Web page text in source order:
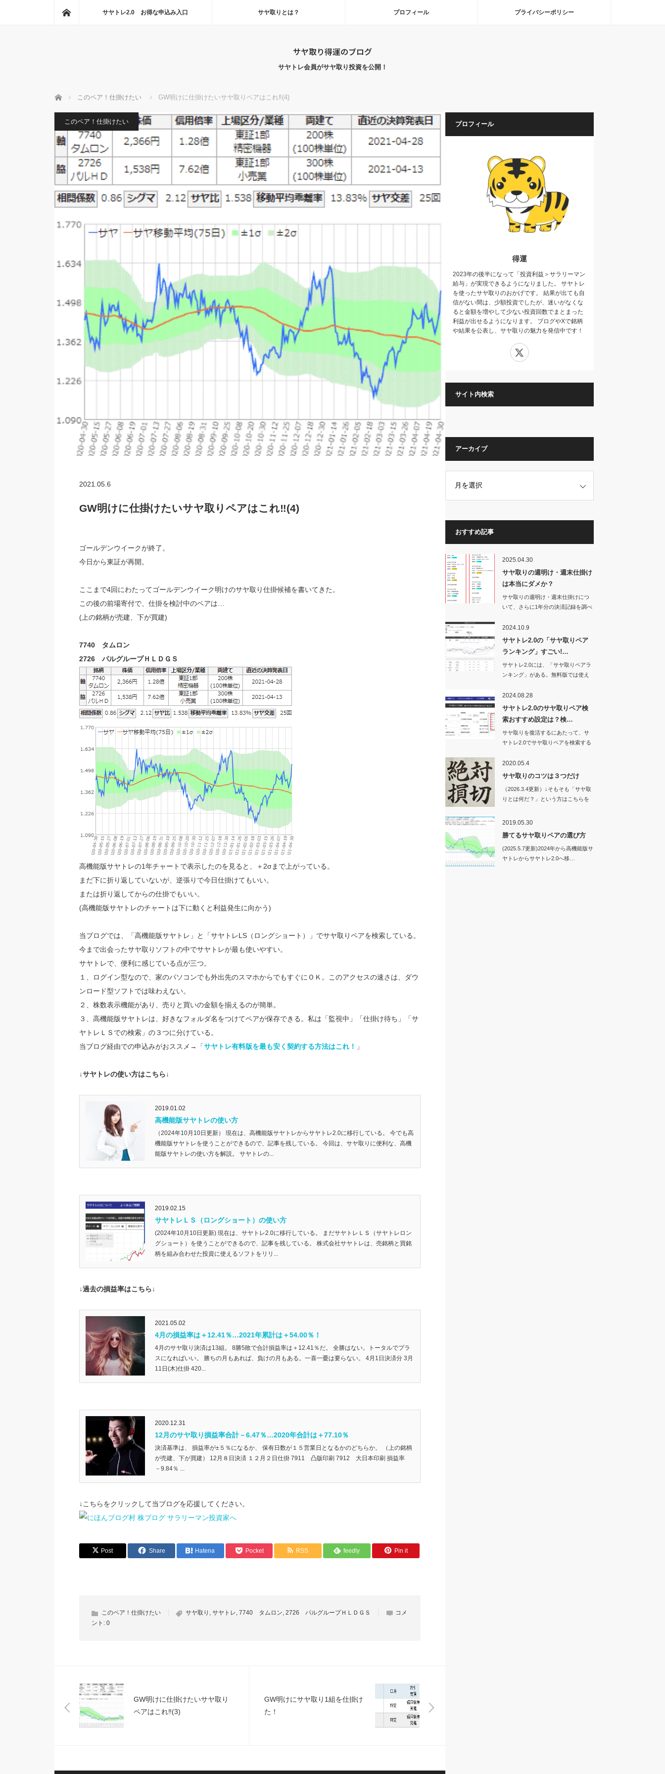
サヤトレ2.0 お得な申込み入口 サヤ取りとは？ プロフィール プライバシーポリシー
サヤ取り得運のブログ
サヤトレ会員がサヤ取り投資を公開！
ホーム このペア！仕掛けたい GW明けに仕掛けたいサヤ取りペアはこれ‼(4)
このペア！仕掛けたい
2021.05.6
GW明けに仕掛けたいサヤ取りペアはこれ‼(4)
ゴールデンウイークが終了。
今日から東証が再開。
ここまで4回にわたってゴールデンウイーク明けのサヤ取り仕掛候補を書いてきた。
この後の前場寄付で、仕掛を検討中のペアは…
(上の銘柄が売建、下が買建)
7740 タムロン
2726 パルグループＨＬＤＧＳ
高機能版サヤトレの1年チャートで表示したのを見ると、＋2σまで上がっている。
まだ下に折り返していないが、逆張りで今日仕掛けてもいい。
または折り返してからの仕掛でもいい。
(高機能版サヤトレのチャートは下に動くと利益発生に向かう)
当ブログでは、「高機能版サヤトレ」と「サヤトレLS（ロングショート）」でサヤ取りペアを検索している。
今まで出会ったサヤ取りソフトの中でサヤトレが最も使いやすい。
サヤトレで、便利に感じている点が三つ。
１、ログイン型なので、家のパソコンでも外出先のスマホからでもすぐにＯＫ。このアクセスの速さは、ダウ
ンロード型ソフトでは味わえない。
２、株数表示機能があり、売りと買いの金額を揃えるのが簡単。
３、高機能版サヤトレは、好きなフォルダ名をつけてペアが保存できる。私は「監視中」「仕掛け待ち」「サ
ヤトレＬＳでの検索」の３つに分けている。
当ブログ経由での申込みがおススメ→「サヤトレ有料版を最も安く契約する方法はこれ！ 」
↓サヤトレの使い方はこちら↓
2019.01.02
高機能版サヤトレの使い方
（2024年10月10日更新） 現在は、高機能版サヤトレからサヤトレ2.0に移行している。 今でも高
機能版サヤトレを使うことができるので、記事を残している。 今回は、サヤ取りに便利な、高機
能版サヤトレの使い方を解説。 サヤトレの...
2019.02.15
サヤトレＬＳ（ロングショート）の使い方
(2024年10月10日更新) 現在は、サヤトレ2.0に移行している。 まだサヤトレＬＳ（サヤトレロン
グショート）を使うことができるので、記事を残している。 株式会社サヤトレは、売銘柄と買銘
柄を組み合わせた投資に使えるソフトをリリ...
↓過去の損益率はこちら↓
2021.05.02
4月の損益率は＋12.41％…2021年累計は＋54.00％！
4月のサヤ取り決済は13組。 8勝5敗で合計損益率は＋12.41％だ。 全勝はない。トータルでプラ
スになればいい。 勝ちの月もあれば、負けの月もある。一喜一憂は要らない。 4月1日決済分 3月
11日(木)仕掛 420...
2020.12.31
12月のサヤ取り損益率合計－6.47％…2020年合計は＋77.10％
決済基準は、 損益率が±５％になるか、 保有日数が１５営業日となるかのどちらか。 （上の銘柄
が売建、下が買建） 12月８日決済 １２月２日仕掛 7911 凸版印刷 7912 大日本印刷 損益率
－9.84％ ...
↓こちらをクリックして当ブログを応援してください。
Post Share Hatena Pocket RSS feedly Pin it
このペア！仕掛けたい サヤ取り サヤトレ 7740 タムロン 2726 パルグループＨＬＤＧＳ
コメ
ント: 0
GW明けに仕掛けたいサヤ取り
ペアはこれ‼(3)
GW明けにサヤ取り1組を仕掛け
た！
プロフィール
得運
2023年の後半になって「投資利益＞サラリーマン
給与」が実現できるようになりました。 サヤトレ
を使ったサヤ取りのおかげです。 結果が出ても自
信がない間は、少額投資でしたが、迷いがなくな
ると金額を増やして少ない投資回数でまとまった
利益が出せるようになります。 ブログやXで銘柄
や結果を公表し、サヤ取りの魅力を発信中です！
サイト内検索
アーカイブ
おすすめ記事
2025.04.30
サヤ取りの週明け・週末仕掛け
は本当にダメか？
サヤ取りの週明け・週末仕掛けにつ
いて、さらに1年分の決済記録を調べ
2024.10.9
サヤトレ2.0の「サヤ取りペア
ランキング」すごい!…
サヤトレ2.0には、「サヤ取りペアラ
ンキング」がある。無料版では使え
2024.08.28
サヤトレ2.0のサヤ取りペア検
索おすすめ設定は？検…
サヤ取りを復活するにあたって、サ
ヤトレ2.0でサヤ取りペアを検索する
2020.05.4
サヤ取りのコツは３つだけ
（2026.3.4更新）↓そもそも「サヤ取
りとは何だ？」という方はこちらを
2019.05.30
勝てるサヤ取りペアの選び方
(2025.5.7更新)2024年から高機能版サ
ヤトレからサヤトレ2.0へ移…